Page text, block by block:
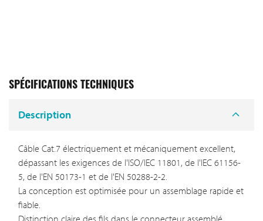
SPÉCIFICATIONS TECHNIQUES
Description
Câble Cat.7 électriquement et mécaniquement excellent,
dépassant les exigences de l'ISO/IEC 11801, de l'IEC 61156-
5, de l'EN 50173-1 et de l'EN 50288-2-2.
La conception est optimisée pour un assemblage rapide et
fiable.